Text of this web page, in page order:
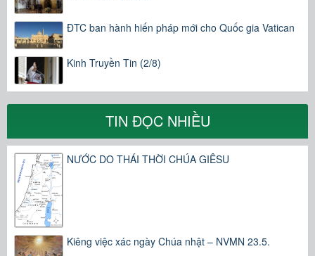
ĐTC ban hành hiến pháp mới cho Quốc gia Vatican
Kinh Truyền Tin (2/8)
TIN ĐỌC NHIỀU
NƯỚC DO THÁI THỜI CHÚA GIÊSU
Kiêng việc xác ngày Chúa nhật – NVMN 23.5.